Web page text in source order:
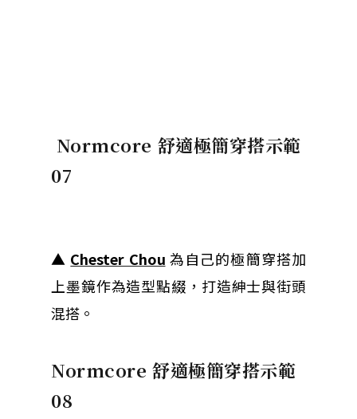
Normcore 舒適極簡穿搭示範
07
▲ Chester Chou 為自己的極簡穿搭加
上墨鏡作為造型點綴，打造紳士與街頭
混搭。
Normcore 舒適極簡穿搭示範
08